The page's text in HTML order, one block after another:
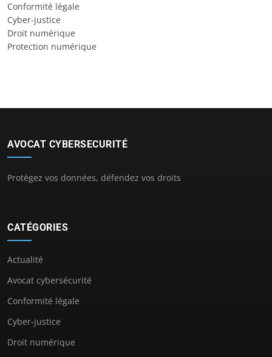
Conformité légale
Cyber-justice
Droit numérique
Protection numérique
AVOCAT CYBERSECURITÉ
Protégez vos données, défendez vos droits
CATÉGORIES
Actualité
Avocat cybersécurité
Conformité légale
Cyber-justice
Droit numérique